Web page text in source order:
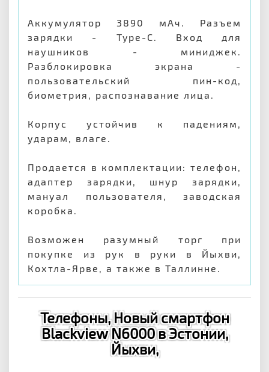
Аккумулятор 3890 мАч. Разъем
зарядки - Type-C. Вход для
наушников - миниджек.
Разблокировка экрана -
пользовательский пин-код,
биометрия, распознавание лица.
Корпус устойчив к падениям,
ударам, влаге.
Продается в комплектации: телефон,
адаптер зарядки, шнур зарядки,
мануал пользователя, заводская
коробка.
Возможен разумный торг при
покупке из рук в руки в Йыхви,
Кохтла-Ярве, а также в Таллинне.
Телефоны, Новый смартфон
Blackview N6000 в Эстонии,
Йыхви,